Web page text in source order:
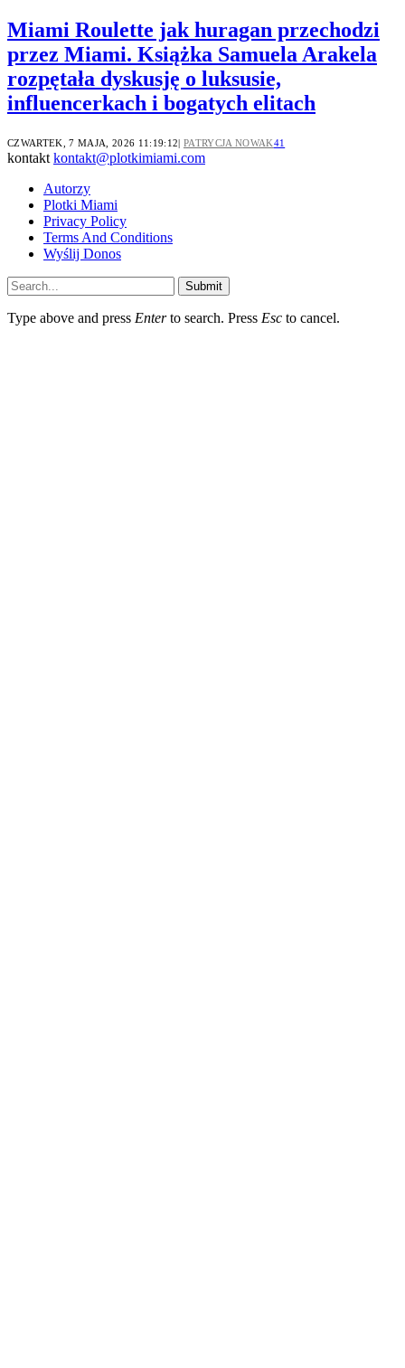
Miami Roulette jak huragan przechodzi
przez Miami. Książka Samuela Arakela
rozpętała dyskusję o luksusie,
influencerkach i bogatych elitach
CZWARTEK, 7 MAJA, 2026 11:19:12 PATRYCJA NOWAK41
kontakt kontakt@plotkimiami.com
Autorzy
Plotki Miami
Privacy Policy
Terms And Conditions
Wyślij Donos
Submit
Type above and press Enterto search. Press Esc to cancel.